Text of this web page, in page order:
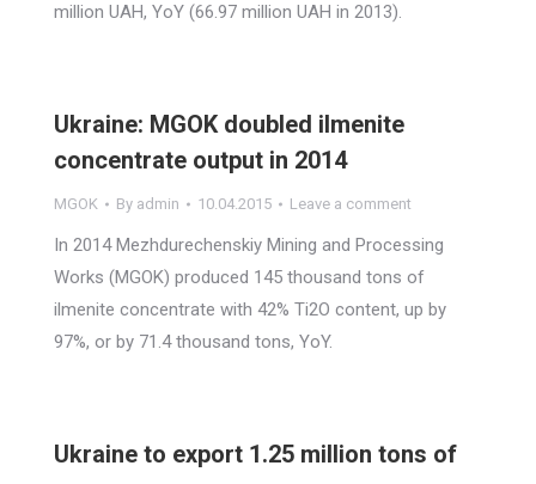
million UAH, YoY (66.97 million UAH in 2013).
Ukraine: MGOK doubled ilmenite
concentrate output in 2014
MGOK By admin 10.04.2015 Leave a comment
In 2014 Mezhdurechenskiy Mining and Processing
Works (MGOK) produced 145 thousand tons of
ilmenite concentrate with 42% Ti2O content, up by
97%, or by 71.4 thousand tons, YoY.
Ukraine to export 1.25 million tons of